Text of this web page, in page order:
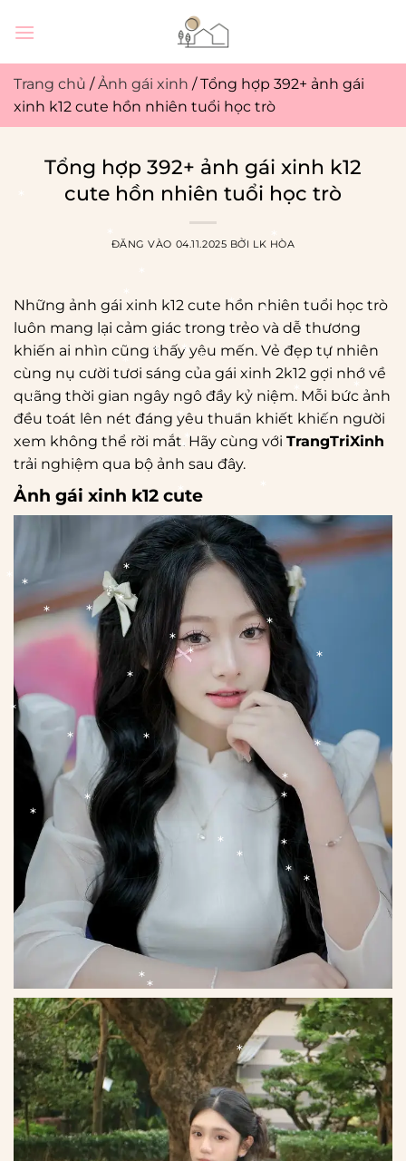
qua
dung
Trang chủ /Ảnh gái xinh /Tổng hợp 392+ ảnh gái
xinh k12 cute hồn nhiên tuổi học trò
Tổng hợp 392+ ảnh gái xinh k12
cute hồn nhiên tuổi học trò
ĐĂNG VÀO 04.11.2025 BỞI LK HÒA
Những ảnh gái xinh k12 cute hồn nhiên tuổi học trò
luôn mang lại cảm giác trong trẻo và dễ thương
khiến ai nhìn cũng thấy yêu mến. Vẻ đẹp tự nhiên
cùng nụ cười tươi sáng của gái xinh 2k12 gợi nhớ về
quãng thời gian ngây ngô đầy kỷ niệm. Mỗi bức ảnh
đều toát lên nét đáng yêu thuần khiết khiến người
xem không thể rời mắt. Hãy cùng với TrangTriXinh
trải nghiệm qua bộ ảnh sau đây.
Ảnh gái xinh k12 cute
*
*
*
*
*
*
*
*
*
*
*
*
*
* *
*
*
*
*
*
*
*
*
*
*
*
*
*
*
*